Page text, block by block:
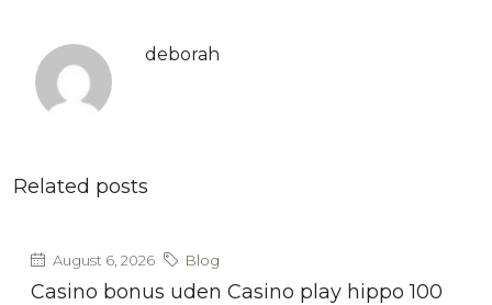
deborah
Related posts
August 6, 2026 Blog
Casino bonus uden Casino play hippo 100